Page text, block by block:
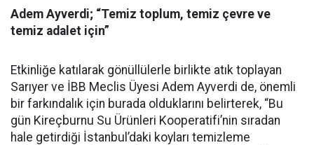
Adem Ayverdi; “Temiz toplum, temiz çevre ve
temiz adalet için”
Etkinliğe katılarak gönüllülerle birlikte atık toplayan
Sarıyer ve İBB Meclis Üyesi Adem Ayverdi de, önemli
bir farkındalık için burada olduklarını belirterek, “Bu
gün Kireçburnu Su Ürünleri Kooperatifi’nin sıradan
hale getirdiği İstanbul’daki koyları temizleme